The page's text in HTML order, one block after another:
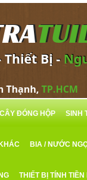
ĐÓNG HỘP SINH
BIA / NƯỚC
THIẾT BỊ TÍNH TIỀN